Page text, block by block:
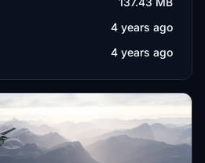
4 years ago
4 years ago